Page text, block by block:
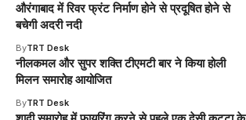
औरंगाबाद में रिवर फ्रंट निर्माण होने से प्रदूषित होने से
बचेगी अदरी नदी
ByTRT Desk
नीलकमल और सुपर शक्ति टीएमटी बार ने किया होली
मिलन समारोह आयोजित
ByTRT Desk